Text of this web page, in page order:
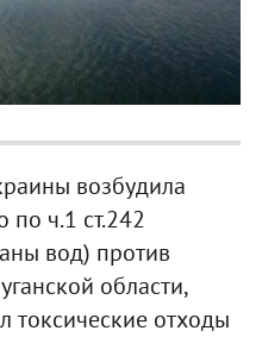
возбудила
по ч.1 ст.242
вод) против
области,
токсические отходы